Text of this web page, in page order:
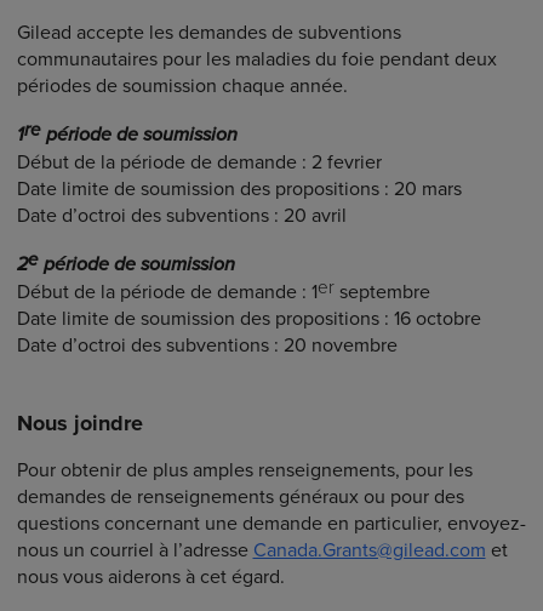
Gilead accepte les demandes de subventions
communautaires pour les maladies du foie pendant deux
périodes de soumission chaque année.
1repériode de soumission
Début de la période de demande : 2 fevrier
Date limite de soumission des propositions : 20 mars
Date d’octroi des subventions : 20 avril
2epériode de soumission
Début de la période de demande : 1erseptembre
Date limite de soumission des propositions : 16 octobre
Date d’octroi des subventions : 20 novembre
Nous joindre
Pour obtenir de plus amples renseignements, pour les
demandes de renseignements généraux ou pour des
questions concernant une demande en particulier, envoyez-
nous un courriel à l’adresse Canada.Grants@gilead.com et
nous vous aiderons à cet égard.